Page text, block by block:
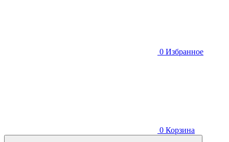
0 Избранное
0 Корзина